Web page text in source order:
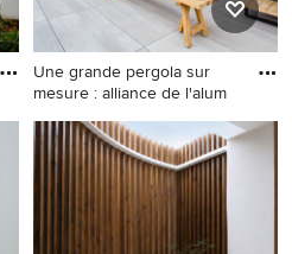
Une grande pergola sur
mesure : alliance de l'alum
Mittelgroße, Geflieste
Moderne Pergola hinter dem
Haus mit Outdoor-Küche in